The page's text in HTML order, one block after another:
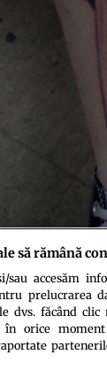
să rămână
sau accesăm
prelucrarea
dvs. făcând
orice